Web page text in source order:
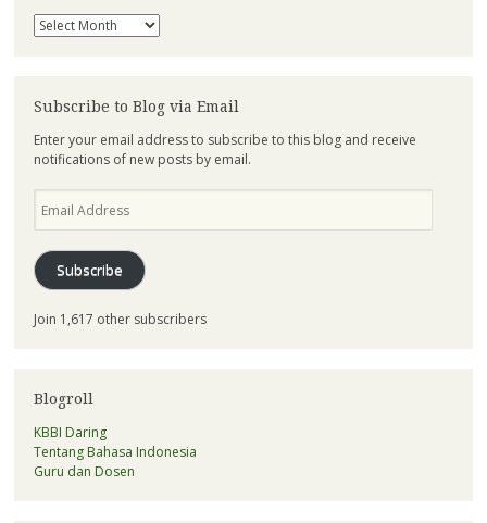
Archives
Subscribe to Blog via Email
Enter your email address to subscribe to this blog and receive
notifications of new posts by email.
Address
Subscribe
Join 1,617 other subscribers
Blogroll
KBBI Daring
Tentang Bahasa Indonesia
Guru dan Dosen